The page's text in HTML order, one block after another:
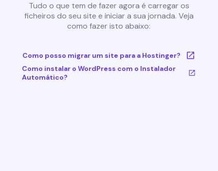
Tudo o que tem de fazer agora é carregar os
ficheiros do seu site e iniciar a sua jornada. Veja
como fazer isto abaixo:
Como posso migrar um site para a Hostinger?
Como instalar o WordPress com o Instalador
Automático?